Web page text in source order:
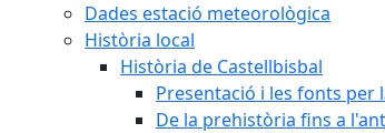
Dades estació meteorològica
Història local
Història de Castellbisbal
Presentació i les fonts per
De la prehistòria fins a